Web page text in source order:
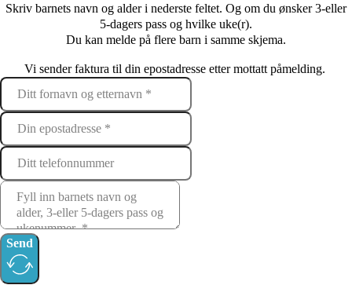
Skriv barnets navn og alder i nederste feltet. Og om du ønsker 3-eller
5-dagers pass og hvilke uke(r).
Du kan melde på flere barn i samme skjema.
Vi sender faktura til din epostadresse etter mottatt påmelding.
Send